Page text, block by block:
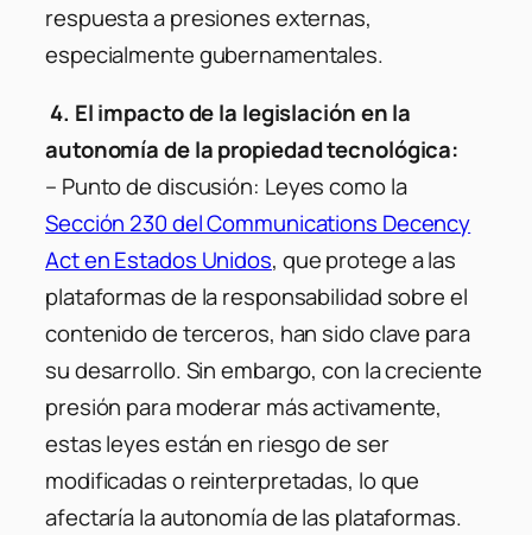
respuesta a presiones externas,
especialmente gubernamentales.
4. El impacto de la legislación en la
autonomía de la propiedad tecnológica:
– Punto de discusión: Leyes como la
Sección 230 del Communications Decency
Act en Estados Unidos, que protege a las
plataformas de la responsabilidad sobre el
contenido de terceros, han sido clave para
su desarrollo. Sin embargo, con la creciente
presión para moderar más activamente,
estas leyes están en riesgo de ser
modificadas o reinterpretadas, lo que
afectaría la autonomía de las plataformas.